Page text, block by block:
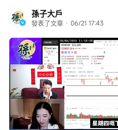
孫子大戶
發表了文章 · 06/21 17:43